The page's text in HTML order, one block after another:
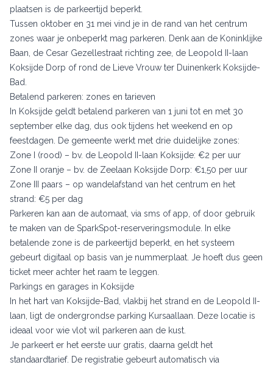
plaatsen is de parkeertijd beperkt.
Tussen oktober en 31 mei vind je in de rand van het centrum
zones waar je onbeperkt mag parkeren. Denk aan de Koninklijke
Baan, de Cesar Gezellestraat richting zee, de Leopold II-laan
Koksijde Dorp of rond de Lieve Vrouw ter Duinenkerk Koksijde-
Bad.
Betalend parkeren: zones en tarieven
In Koksijde geldt betalend parkeren van 1 juni tot en met 30
september elke dag, dus ook tijdens het weekend en op
feestdagen. De gemeente werkt met drie duidelijke zones:
Zone I (rood) – bv. de Leopold II-laan Koksijde: €2 per uur
Zone II oranje – bv. de Zeelaan Koksijde Dorp: €1,50 per uur
Zone III paars – op wandelafstand van het centrum en het
strand: €5 per dag
Parkeren kan aan de automaat, via sms of app, of door gebruik
te maken van de SparkSpot-reserveringsmodule. In elke
betalende zone is de parkeertijd beperkt, en het systeem
gebeurt digitaal op basis van je nummerplaat. Je hoeft dus geen
ticket meer achter het raam te leggen.
Parkings en garages in Koksijde
In het hart van Koksijde-Bad, vlakbij het strand en de Leopold II-
laan, ligt de ondergrondse parking Kursaallaan. Deze locatie is
ideaal voor wie vlot wil parkeren aan de kust.
Je parkeert er het eerste uur gratis, daarna geldt het
standaardtarief. De registratie gebeurt automatisch via